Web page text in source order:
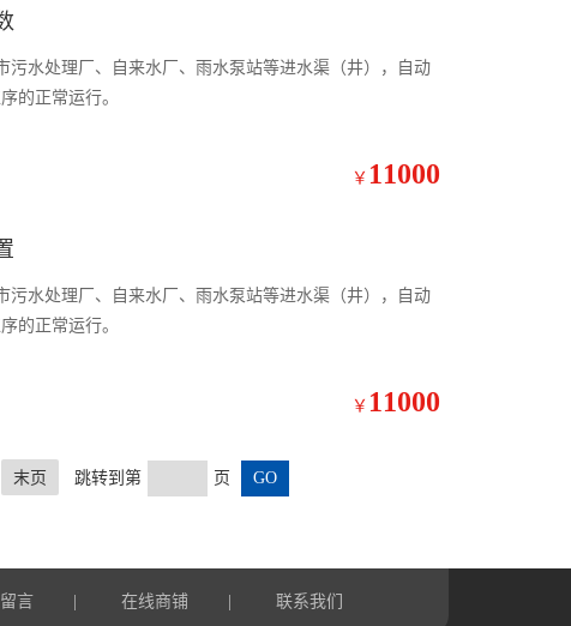
污水处理厂、自来水厂、雨水泵站等进水渠（井），自动
的正常运行。
￥ 11000
污水处理厂、自来水厂、雨水泵站等进水渠（井），自动
的正常运行。
￥ 11000
末页 跳转到第 页
言 | 在线商铺 | 联系我们